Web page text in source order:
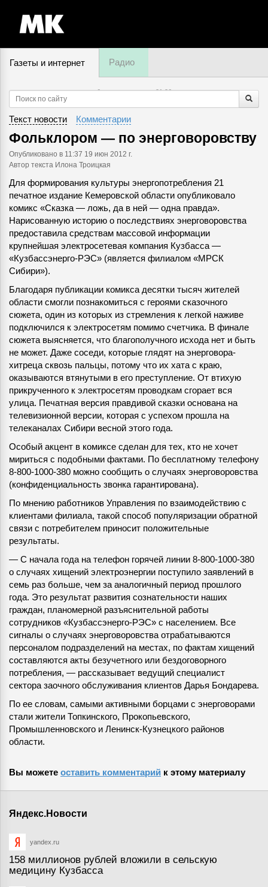
Газеты и интернет Радио
6 августа, четверг,21:26
Текст новости Комментарии
Фольклором — по энерговоровству
Опубликовано в 11:37 19 июн 2012 г.
Автор текста Илона Троицкая
Для формирования культуры энергопотребления 21
печатное издание Кемеровской области опубликовало
комикс «Сказка — ложь, да в ней — одна правда».
Нарисованную историю о последствиях энерговоровства
предоставила средствам массовой информации
крупнейшая электросетевая компания Кузбасса —
«Кузбассэнерго-РЭС» (является филиалом «МРСК
Сибири»).
Благодаря публикации комикса десятки тысяч жителей
области смогли познакомиться с героями сказочного
сюжета, один из которых из стремления к легкой наживе
подключился к электросетям помимо счетчика. В финале
сюжета выясняется, что благополучного исхода нет и быть
не может. Даже соседи, которые глядят на энерговора-
хитреца сквозь пальцы, потому что их хата с краю,
оказываются втянутыми в его преступление. От втихую
прикрученного к электросетям проводкам сгорает вся
улица. Печатная версия правдивой сказки основана на
телевизионной версии, которая с успехом прошла на
телеканалах Сибири весной этого года.
Особый акцент в комиксе сделан для тех, кто не хочет
мириться с подобными фактами. По бесплатному телефону
8-800-1000-380 можно сообщить о случаях энерговоровства
(конфиденциальность звонка гарантирована).
По мнению работников Управления по взаимодействию с
клиентами филиала, такой способ популяризации обратной
связи с потребителем приносит положительные
результаты.
— С начала года на телефон горячей линии 8-800-1000-380
о случаях хищений электроэнергии поступило заявлений в
семь раз больше, чем за аналогичный период прошлого
года. Это результат развития сознательности наших
граждан, планомерной разъяснительной работы
сотрудников «Кузбассэнерго-РЭС» с населением. Все
сигналы о случаях энерговоровства отрабатываются
персоналом подразделений на местах, по фактам хищений
составляются акты безучетного или бездоговорного
потребления, — рассказывает ведущий специалист
сектора заочного обслуживания клиентов Дарья Бондарева.
По ее словам, самыми активными борцами с энерговорами
стали жители Топкинского, Прокопьевского,
Промышленновского и Ленинск-Кузнецкого районов
области.
Вы можете оставить комментарий к этому материалу
Яндекс.Новости
yandex.ru
158 миллионов рублей вложили в сельскую
медицину Кузбасса